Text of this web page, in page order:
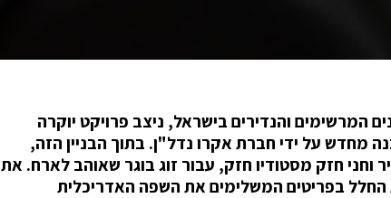
המרשימים והנדירים בישראל, ניצב פרויקט יוקרה
מחדש על ידי חברת אקרו נדל"ן. בתוך הבניין הזה,
חזק מסטודיו חזק, עבור זוג בוגר שאוהב לארח. את
בפריטים המשלימים את השפה האדריכלית